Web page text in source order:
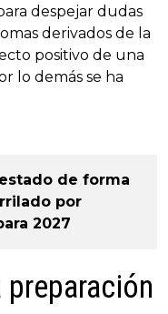
despejar dudas
derivados de la
positivo de una
lo demás se ha
de forma
por
2027